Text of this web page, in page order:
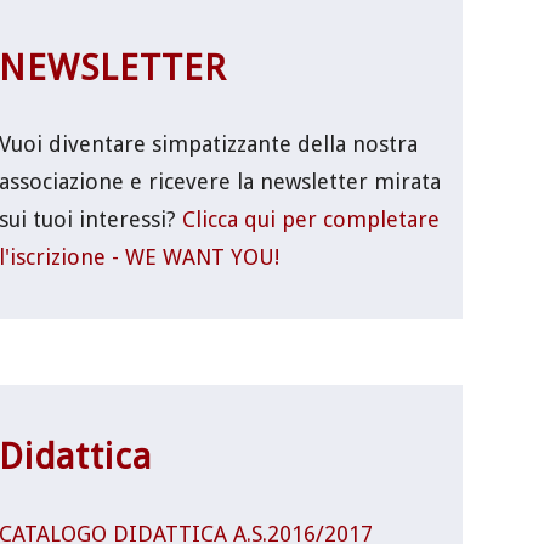
diventare simpatizzante della nostra
e ricevere la newsletter mirata
tuoi interessi? Clicca qui per completare
- WE WANT YOU!
DIDATTICA A.S.2016/2017